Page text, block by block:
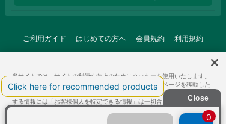
ご利用ガイド はじめての方へ 会員規約 利用規約
クッキーポリシー
採用情報 FAQ お問い合わせ
当サイトでは、サイトの利便性向上のためにクッキーを使用いたします。
ボタンから同意の可否を選択してください。選択せずにページを移動した
場合、クッキーの使用に同意したことになります。クッキーを通じて収集
する情報には「お客様個人を特定できる情報」は一切含まれておりませ